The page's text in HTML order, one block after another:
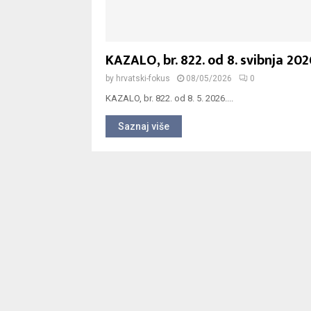
KAZALO, br. 822. od 8. svibnja
by hrvatski-fokus 08/05/2026 0
KAZALO, br. 822. od 8. 5. 2026....
Saznaj više